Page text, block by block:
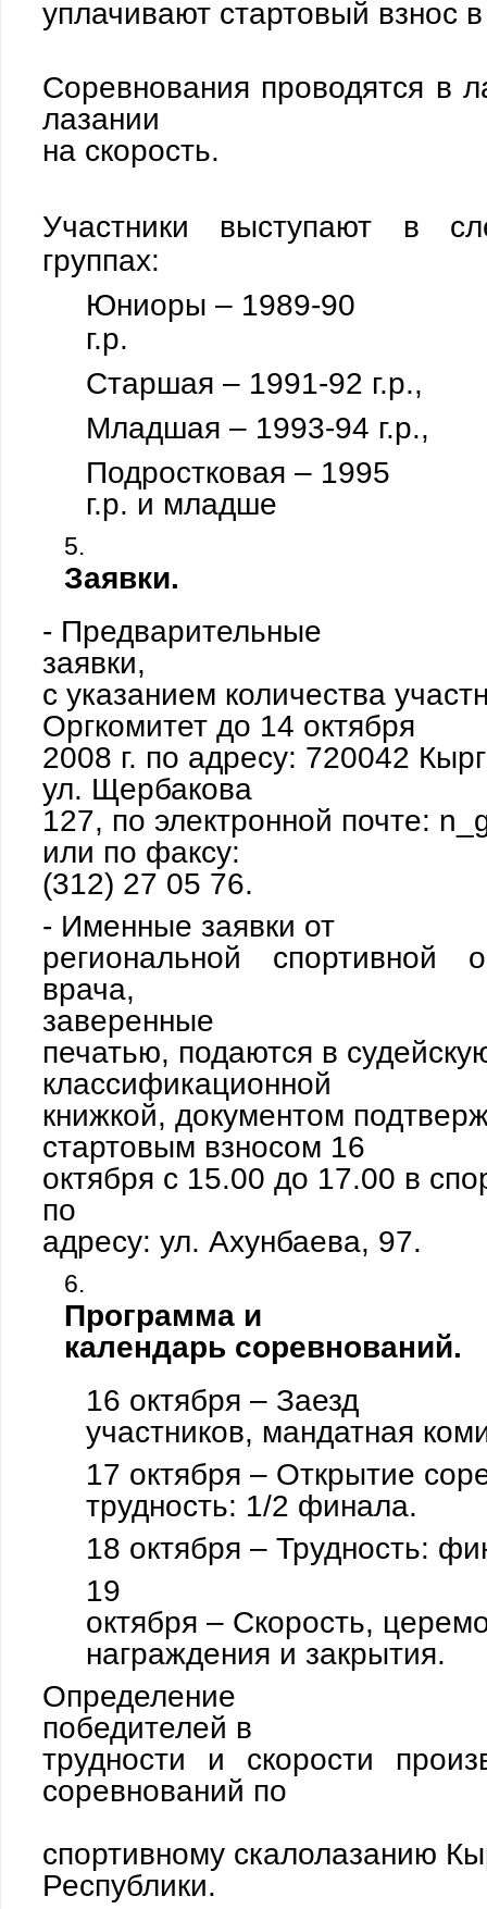
уплачивают стартовый взнос
Соревнования проводятся в
лазании
на скорость.
Участники выступают в
группах:
Юниоры – 1989-90
г.р.
Старшая – 1991-92 г.р.,
Младшая – 1993-94 г.р.,
Подростковая – 1995
г.р. и младше
Заявки.
- Предварительные
заявки,
с указанием количества
Оргкомитет до 14 октября
2008 г. по адресу: 720042
ул. Щербакова
127, по электронной почте: n
или по факсу:
(312) 27 05 76.
- Именные заявки от
региональной спортивной
врача,
заверенные
печатью, подаются в
классификационной
книжкой, документом
стартовым взносом 16
октября с 15.00 до 17.00 в
по
адресу: ул. Ахунбаева, 97.
Программа и
календарь соревнований.
16 октября – Заезд
участников, мандатная
17 октября – Открытие
трудность: 1/2 финала.
18 октября – Трудность:
19
октября – Скорость,
награждения и закрытия.
Определение
победителей в
трудности и скорости
соревнований по
спортивному скалолазанию
Республики.